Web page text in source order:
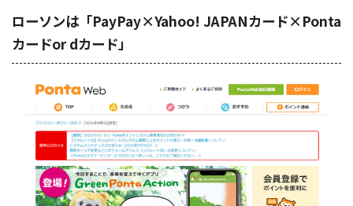
ローソンは「PayPay×Yahoo! JAPANカード×Ponta
カードor dカード」